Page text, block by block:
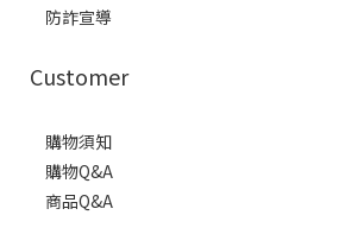
防詐宣導
Customer
購物須知
購物Q&A
商品Q&A